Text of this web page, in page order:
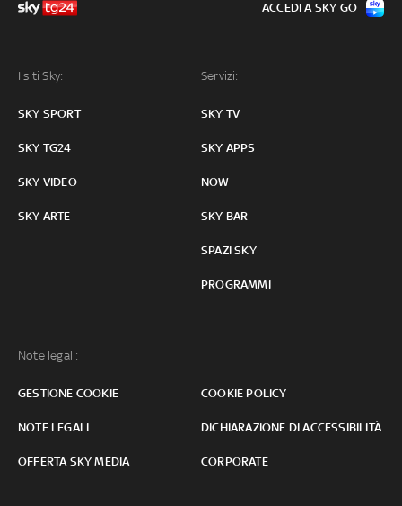
I siti Sky:
SKY SPORT
SKY TG24
SKY VIDEO
SKY ARTE
Servizi:
SKY TV
SKY APPS
NOW
SKY BAR
SPAZI SKY
PROGRAMMI
Note legali:
GESTIONE COOKIE COOKIE POLICY
NOTE LEGALI DICHIARAZIONE DI ACCESSIBILITÀ
OFFERTA SKY MEDIA CORPORATE
ACCEDI A SKY GO